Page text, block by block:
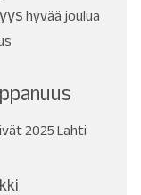
hyvää joulua
2025 Lahti